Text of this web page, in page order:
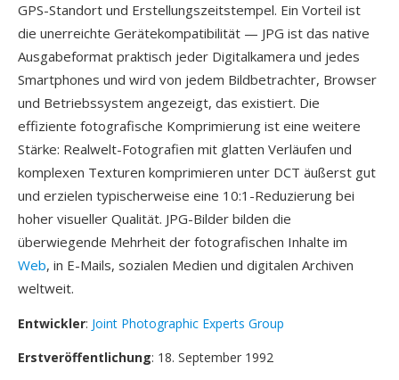
GPS-Standort und Erstellungszeitstempel. Ein Vorteil ist
die unerreichte Gerätekompatibilität — JPG ist das native
Ausgabeformat praktisch jeder Digitalkamera und jedes
Smartphones und wird von jedem Bildbetrachter, Browser
und Betriebssystem angezeigt, das existiert. Die
effiziente fotografische Komprimierung ist eine weitere
Stärke: Realwelt-Fotografien mit glatten Verläufen und
komplexen Texturen komprimieren unter DCT äußerst gut
und erzielen typischerweise eine 10:1-Reduzierung bei
hoher visueller Qualität. JPG-Bilder bilden die
überwiegende Mehrheit der fotografischen Inhalte im
Web, in E-Mails, sozialen Medien und digitalen Archiven
weltweit.
Entwickler: Joint Photographic Experts Group
Erstveröffentlichung: 18. September 1992